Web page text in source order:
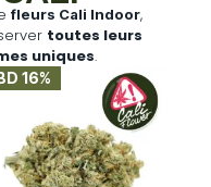
fleurs Cali Indoor,
toutes leurs
uniques.
16%